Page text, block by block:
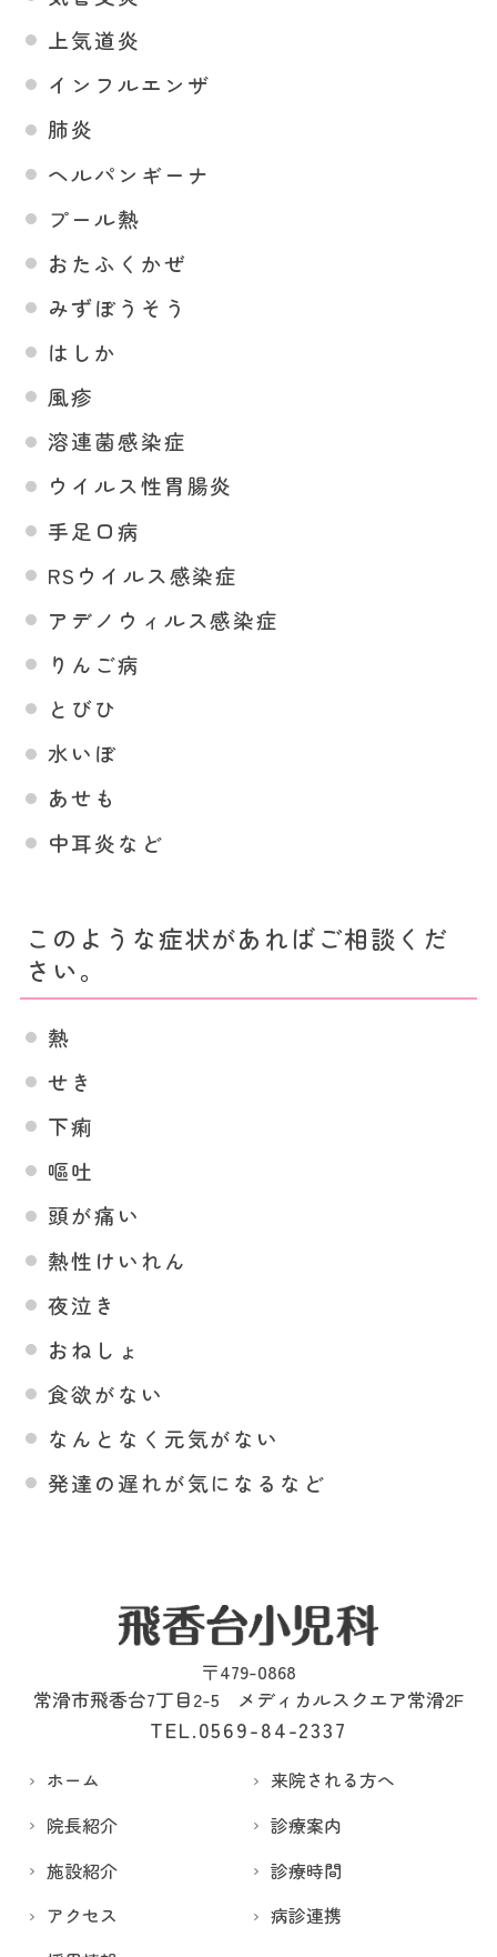
上気道炎
インフルエンザ
肺炎
ヘルパンギーナ
プール熱
おたふくかぜ
みずぼうそう
はしか
風疹
溶連菌感染症
ウイルス性胃腸炎
手足口病
RSウイルス感染症
アデノウィルス感染症
りんご病
とびひ
水いぼ
あせも
中耳炎など
このような症状があればご相談くだ
さい。
熱
せき
下痢
嘔吐
頭が痛い
熱性けいれん
夜泣き
おねしょ
食欲がない
なんとなく元気がない
発達の遅れが気になるなど
〒479-0868
常滑市飛香台7丁目2-5
メディカルスクエア常滑2F
TEL.0569-84-2337
ホーム
来院される方へ
院長紹介
診療案内
施設紹介
診療時間
アクセス
病診連携